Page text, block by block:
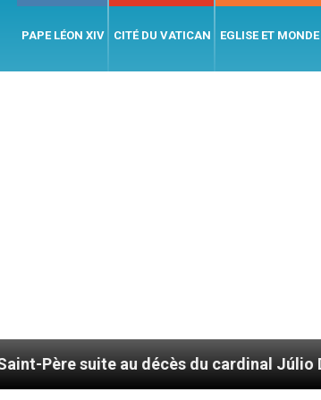
PAPE LÉON XIV CITÉ DU VATICAN EGLISE ET MONDE
du cardinal Júlio Duarte Langa